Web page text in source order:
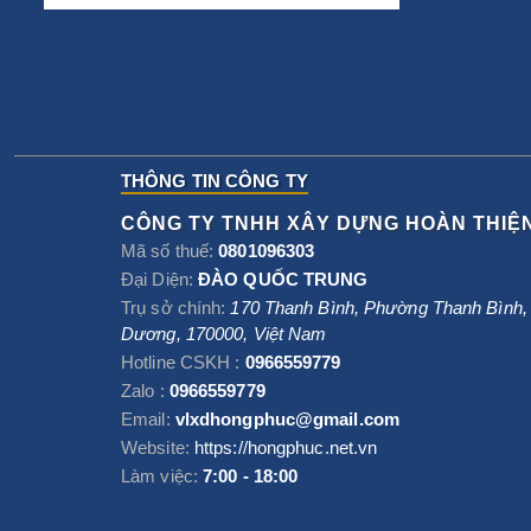
THÔNG TIN CÔNG TY
CÔNG TY TNHH XÂY DỰNG HOÀN
Mã số thuế:0801096303
Đại Diện: ĐÀO QUỐC TRUNG
Trụ sở chính: 170 Thanh Bình, Phường Thanh Bình,
Dương, 170000, Việt Nam
Hotline CSKH : 0966559779
Zalo : 0966559779
Email: vlxdhongphuc@gmail.com
Website: https://hongphuc.net.vn
Làm việc: 7:00 - 18:00